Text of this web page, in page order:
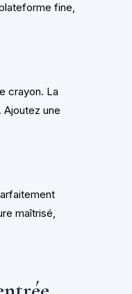
fine,
crayon. La
une
maîtrisé,